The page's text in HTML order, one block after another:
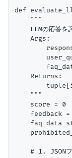
def
    """
LLMの応答を
    Args:
    Returns:
    """
    score = 0
feedback =
# 1. JSONフ